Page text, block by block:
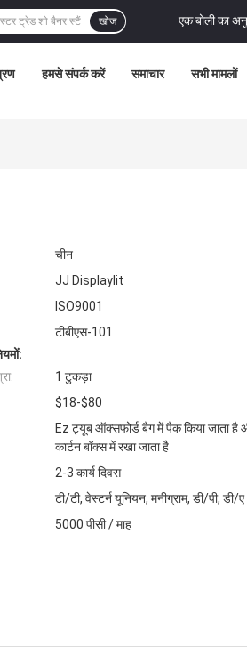
एक बोली का
खोज
हमसे संपर्क करें समाचार सभी मामलों
चीन
JJ Displaylit
ISO9001
टीबीएस-101
1 टुकड़ा
$18-$80
Ez ट्यूब ऑक्सफोर्ड बैग में पैक किया जाता है
कार्टन बॉक्स में रखा जाता है
2-3 कार्य दिवस
टी/टी, वेस्टर्न यूनियन, मनीग्राम, डी/पी, डी/ए
5000 पीसी / माह